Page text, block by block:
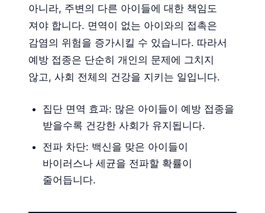
아니라, 주변의 다른 아이들에 대한 책임도
져야 합니다. 면역이 없는 아이와의 접촉은
감염의 위험을 증가시킬 수 있습니다. 따라서
예방 접종은 단순히 개인의 문제에 그치지
않고, 사회 전체의 건강을 지키는 일입니다.
집단 면역 효과: 많은 아이들이 예방 접종을
받을수록 건강한 사회가 유지됩니다.
전파 차단: 백신을 맞은 아이들이
바이러스나 세균을 전파할 확률이
줄어듭니다.